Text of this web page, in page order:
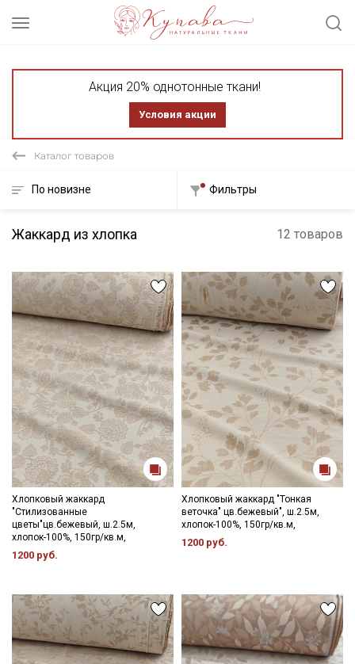
Акция 20% однотонные ткани!
Условия акции
Каталог товаров
По новизне Фильтры
Жаккард из хлопка 12 товаров
Хлопковый жаккард
"Стилизованные
цветы"цв.бежевый, ш.2.5м,
хлопок-100%, 150гр/кв.м,
1200 руб.
Хлопковый жаккард "Тонкая
веточка" цв.бежевый", ш.2.5м,
хлопок-100%, 150гр/кв.м,
1200 руб.